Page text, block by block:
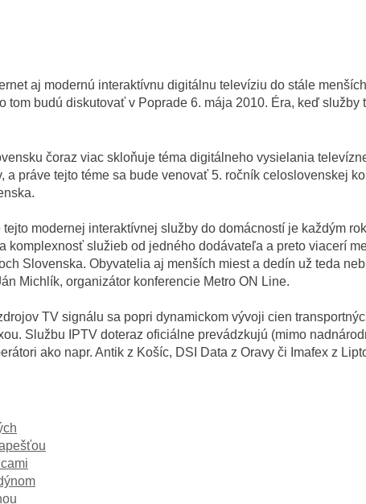
aj modernú interaktívnu digitálnu televíziu do stále
tom budú diskutovať v Poprade 6. mája 2010. Éra, keď
čoraz viac skloňuje téma digitálneho vysielania
a práve tejto téme sa bude venovať 5. ročník celoslovenskej
modernej interaktívnej služby do domácností je každým
komplexnosť služieb od jedného dodávateľa a preto viacerí
Slovenska. Obyvatelia aj menších miest a dedín už teda
Michlík, organizátor konferencie Metro ON Line.
TV signálu sa popri dynamickom vývoji cien
Službu IPTV doteraz oficiálne prevádzkujú (mimo
ako napr. Antik z Košíc, DSI Data z Oravy či Imafex z